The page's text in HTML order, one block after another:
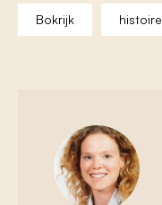
Bokrijk histoire